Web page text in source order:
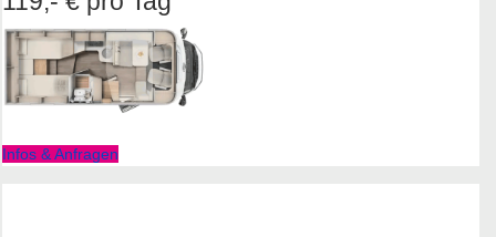
Infos & Anfragen